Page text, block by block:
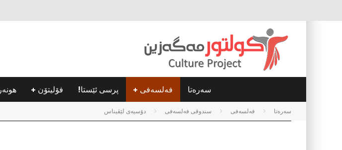
سه‌ره‌تا فه‌لسه‌فی پرسی ئێستا! فۆلیتۆن هونه‌ر
سه‌ره‌تا فه‌لسه‌فی سندوقی فەلسەفی دۆسیەی لێڤیناس